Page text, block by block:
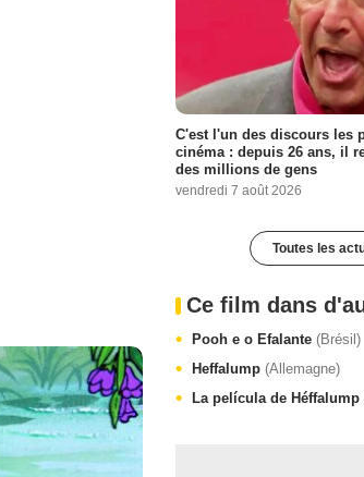
C'est l'un des discours les
cinéma : depuis 26 ans, il
des millions de gens
vendredi 7 août 2026
Toutes les
Ce film dans
Pooh e o Efalante (Brésil)
Heffalump (Allemagne)
La película de Héffalump